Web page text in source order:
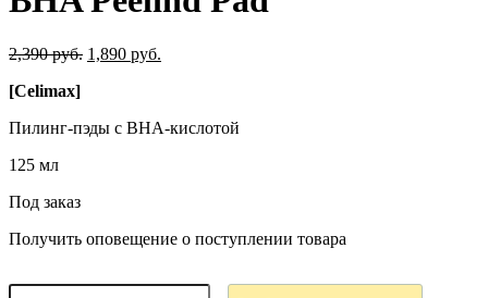
2,390 руб. 1,890 руб.
[Celimax]
Пилинг-пэды с BHA-кислотой
125 мл
Под заказ
Получить оповещение о поступлении товара